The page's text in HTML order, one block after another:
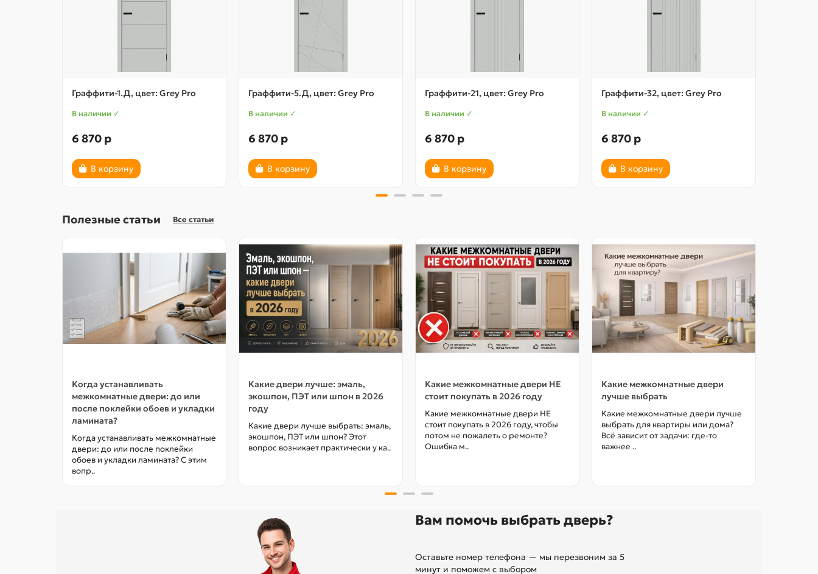
Граффити-1.Д, цвет: Grey Pro
В наличии ✓
6 870 р
В корзину
Граффити-5.Д, цвет: Grey Pro
В наличии ✓
6 870 р
В корзину
Граффити-21, цвет: Grey Pro
В наличии ✓
6 870 р
В корзину
Граффити-32, цвет: Grey Pro
В наличии ✓
6 870 р
В корзину
Полезные статьи Все статьи
Когда устанавливать
межкомнатные двери: до или
после поклейки обоев и укладки
ламината?
Когда устанавливать межкомнатные
двери: до или после поклейки
обоев и укладки ламината? С этим
вопр..
Какие двери лучше: эмаль,
экошпон, ПЭТ или шпон в 2026
году
Какие двери лучше выбрать: эмаль,
экошпон, ПЭТ или шпон? Этот
вопрос возникает практически у ка..
Какие межкомнатные двери НЕ
стоит покупать в 2026 году
Какие межкомнатные двери НЕ
стоит покупать в 2026 году, чтобы
потом не пожалеть о ремонте?
Ошибка м..
Какие межкомнатные двери
лучше выбрать
Какие межкомнатные двери лучше
выбрать для квартиры или дома?
Всё зависит от задачи: где-то
важнее ..
Вам помочь выбрать дверь?
Оставьте номер телефона — мы перезвоним за 5
минут и поможем с выбором